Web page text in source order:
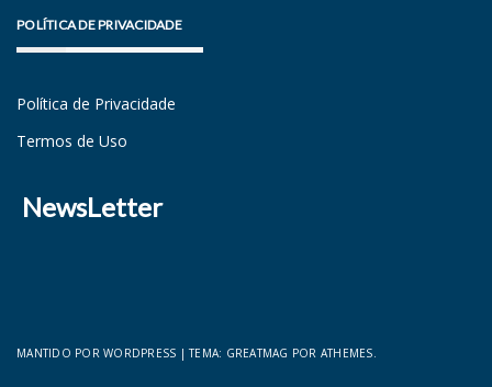
POLÍTICA DE PRIVACIDADE
Política de Privacidade
Termos de Uso
NewsLetter
MANTIDO POR WORDPRESS |TEMA: GREATMAG POR ATHEMES.